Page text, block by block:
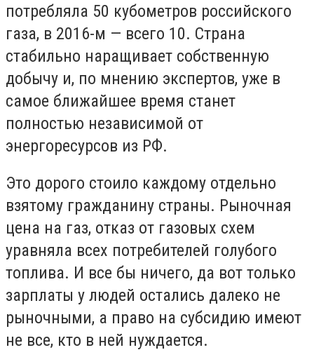
потребляла 50 кубометров российского
газа, в 2016-м — всего 10. Страна
стабильно наращивает собственную
добычу и, по мнению экспертов, уже в
самое ближайшее время станет
полностью независимой от
энергоресурсов из РФ.
Это дорого стоило каждому отдельно
взятому гражданину страны. Рыночная
цена на газ, отказ от газовых схем
уравняла всех потребителей голубого
топлива. И все бы ничего, да вот только
зарплаты у людей остались далеко не
рыночными, а право на субсидию имеют
не все, кто в ней нуждается.